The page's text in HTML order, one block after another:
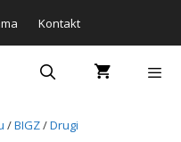
Kontakt
/BIGZ/Drugi